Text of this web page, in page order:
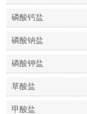
磷酸钙盐
磷酸钠盐
磷酸钾盐
草酸盐
甲酸盐